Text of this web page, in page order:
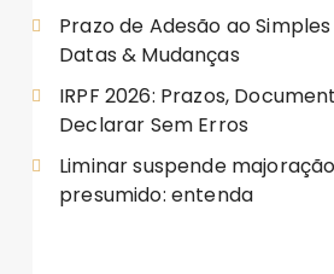
Prazo de Adesão ao
Datas & Mudanças
IRPF 2026: Prazos,
Declarar Sem Erros
Liminar suspende
presumido: entenda